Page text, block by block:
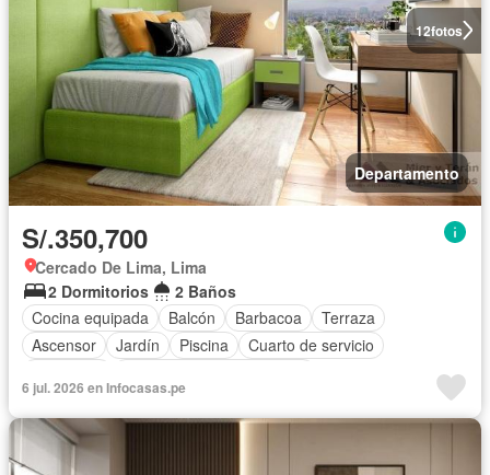
12fotos
Departamento
S/.350,700
Cercado De Lima, Lima
2 Dormitorios
2 Baños
Cocina equipada
Balcón Barbacoa
Terraza
Ascensor
Jardín Piscina
Cuarto de servicio
6 jul. 2026 en Infocasas.pe